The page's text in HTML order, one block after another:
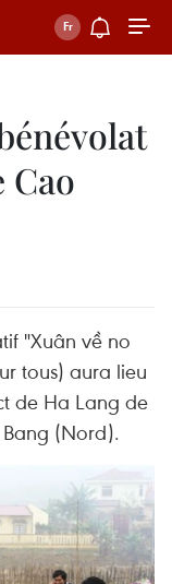
Cao
"Xuân về no
tous) aura lieu
de Ha Lang de
(Nord).